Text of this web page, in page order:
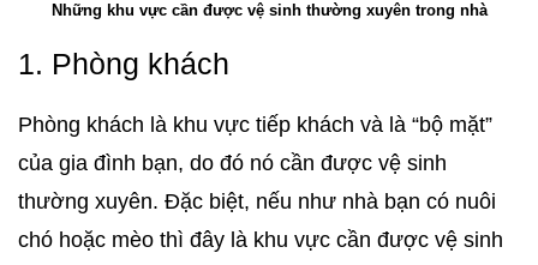
Những khu vực cần được vệ sinh thường xuyên trong nhà
1. Phòng khách
Phòng khách là khu vực tiếp khách và là “bộ mặt”
của gia đình bạn, do đó nó cần được vệ sinh
thường xuyên. Đặc biệt, nếu như nhà bạn có nuôi
chó hoặc mèo thì đây là khu vực cần được vệ sinh